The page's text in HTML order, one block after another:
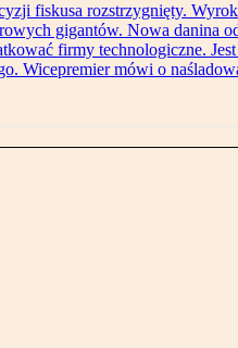
fiskusa rozstrzygnięty.
gigantów. Nowa danina
firmy technologiczne.
Wicepremier mówi o